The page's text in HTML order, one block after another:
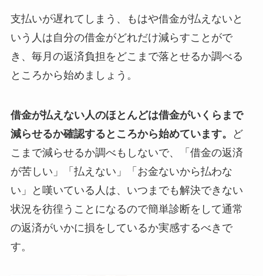
支払いが遅れてしまう、もはや借金が払えないと
いう人は自分の借金がどれだけ減らすことがで
き、毎月の返済負担をどこまで落とせるか調べる
ところから始めましょう。
借金が払えない人のほとんどは借金がいくらまで
減らせるか確認するところから始めています。
ど
こまで減らせるか調べもしないで、「借金の返済
が苦しい」「払えない」「お金ないから払わな
い」と嘆いている人は、いつまでも解決できない
状況を彷徨うことになるので簡単診断をして通常
の返済がいかに損をしているか実感するべきで
す。